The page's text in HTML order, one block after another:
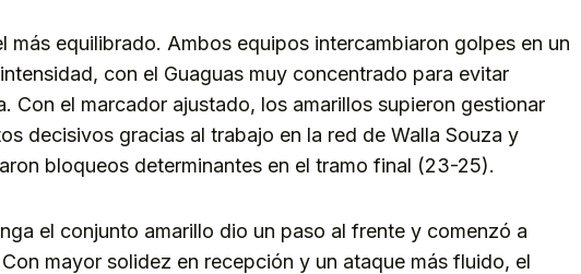
más equilibrado. Ambos equipos intercambiaron golpes en un
con el Guaguas muy concentrado para evitar
Con el marcador ajustado, los amarillos supieron gestionar
decisivos gracias al trabajo en la red de Walla Souza y
bloqueos determinantes en el tramo final (23-25).
el conjunto amarillo dio un paso al frente y comenzó a
mayor solidez en recepción y un ataque más fluido, el